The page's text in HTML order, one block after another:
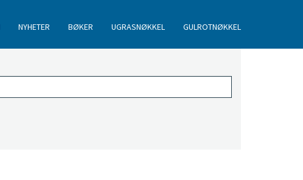
NYHETER BØKER UGRASNØKKEL GULROTNØKKEL